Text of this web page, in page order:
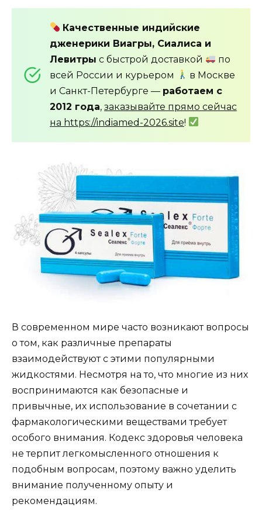
Качественные индийские
дженерики Виагры, Сиалиса и
Левитры с быстрой доставкой
по
всей России и курьером
в Москве
и Санкт-Петербурге — работаем с
2012 года, заказывайте прямо сейчас
на https://indiamed-2026.site!
В современном мире часто возникают вопросы
о том, как различные препараты
взаимодействуют с этими популярными
жидкостями. Несмотря на то, что многие из них
воспринимаются как безопасные и
привычные, их использование в сочетании с
фармакологическими веществами требует
особого внимания. Кодекс здоровья человека
не терпит легкомысленного отношения к
подобным вопросам, поэтому важно уделить
внимание полученному опыту и
рекомендациям.